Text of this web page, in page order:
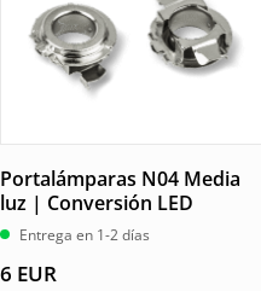
Portalámparas N04 Media
luz | Conversión LED
Entrega en 1-2 días
6 EUR